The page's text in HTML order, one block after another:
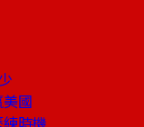
國
時機